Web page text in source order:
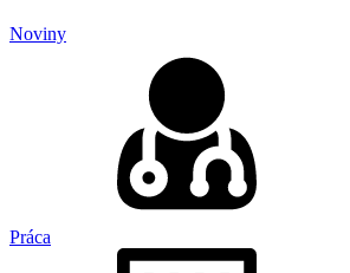
Noviny
Práca